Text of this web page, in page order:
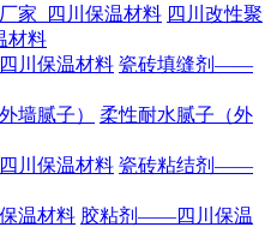
四川改性聚
材料
瓷砖填缝剂——
柔性耐水腻子（外
瓷砖粘结剂——
胶粘剂——四川保温